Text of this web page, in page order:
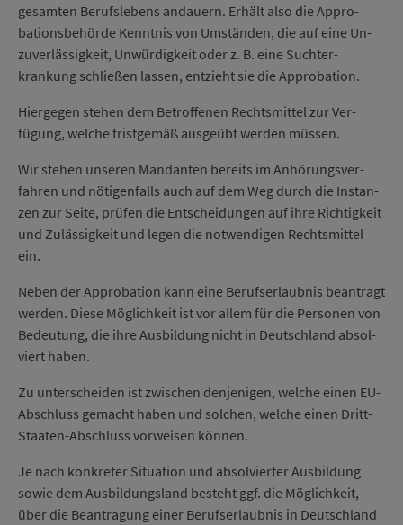
ge­samten Berufs­lebens an­dauern. Er­hält also die Appro­
bations­be­hörde Kennt­nis von Um­stän­den, die auf eine Un­
zu­ver­lässig­keit, Un­würdig­keit oder z. B. eine Sucht­er­
krankung schließen lassen, ent­zieht sie die Appro­bation.
Hier­gegen stehen dem Be­troffe­nen Rechts­mittel zur Ver­
fügung, welche frist­ge­mäß aus­ge­übt wer­den müssen.
Wir stehen unseren Man­dan­ten be­reits im An­hörungs­ver­
fahren und nö­ti­gen­falls auch auf dem Weg durch die In­stan­
zen zur Seite, prüfen die Ent­schei­dungen auf ihre Richtig­keit
und Zu­lässig­keit und legen die not­wen­di­gen Rechts­mittel
ein.
Neben der Appro­bation kann eine Berufs­erlaub­nis be­an­tragt
werden. Diese Möglich­keit ist vor allem für die Per­sonen von
Be­deu­tung, die ihre Aus­bildung nicht in Deutsch­land ab­sol­
viert haben.
Zu unter­scheiden ist zwischen den­jenigen, welche einen EU-
Abschluss ge­macht haben und solchen, welche einen Dritt-
Staaten-Abschluss vor­weisen können.
Je nach konkreter Situ­ation und ab­sol­vierter Aus­bildung
sowie dem Aus­bildungs­land besteht ggf. die Möglich­keit,
über die Be­an­tra­gung einer Berufs­erlaub­nis in Deutsch­land